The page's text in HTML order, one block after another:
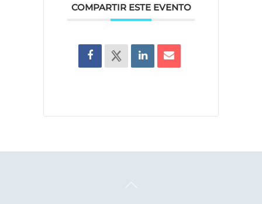
COMPARTIR ESTE EVENTO
Back